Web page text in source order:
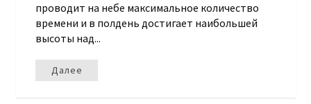
проводит на небе максимальное количество
времени и в полдень достигает наибольшей
высоты над...
Далее